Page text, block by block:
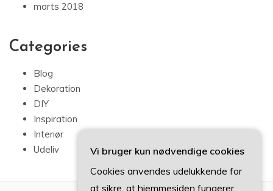
marts 2018
Categories
Blog
Dekoration
DIY
Inspiration
Interiør
Udeliv
Vi bruger kun nødvendige cookies
Cookies anvendes udelukkende for
at sikre, at hjemmesiden fungerer